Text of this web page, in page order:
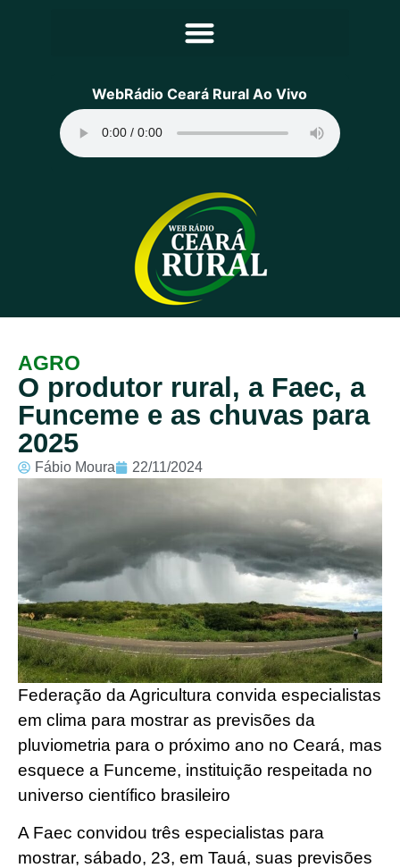
Principal
Programação
Equipe
Contato
Sobre
WebRádio Ceará Rural Ao Vivo
AGRO
O produtor rural, a Faec, a
Funceme e as chuvas para
2025
Fábio Moura 22/11/2024
Federação da Agricultura convida especialistas
em clima para mostrar as previsões da
pluviometria para o próximo ano no Ceará, mas
esquece a Funceme, instituição respeitada no
universo científico brasileiro
A Faec convidou três especialistas para
mostrar, sábado, 23, em Tauá, suas previsões